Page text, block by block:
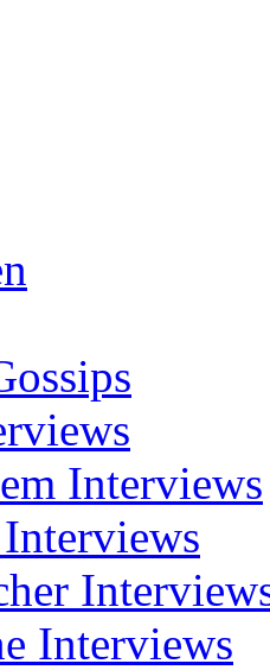
Interviews
Interviews